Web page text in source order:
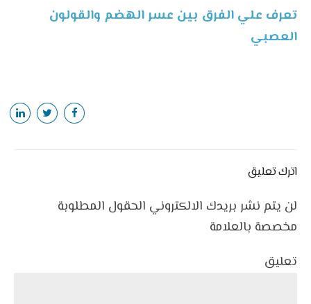
تعرف علي الفرق بين عسر الهضم والقولون
العصبي
اترك تعليق
لن يتم نشر بريدك الالكتروني الحقول المطلوبة
مخصصة بالعلامة
تعليق